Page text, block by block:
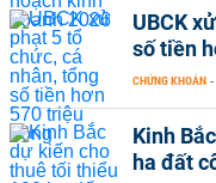
UBCK
số tiền
CHỨNG KHOÁN -
Kinh
ha đất